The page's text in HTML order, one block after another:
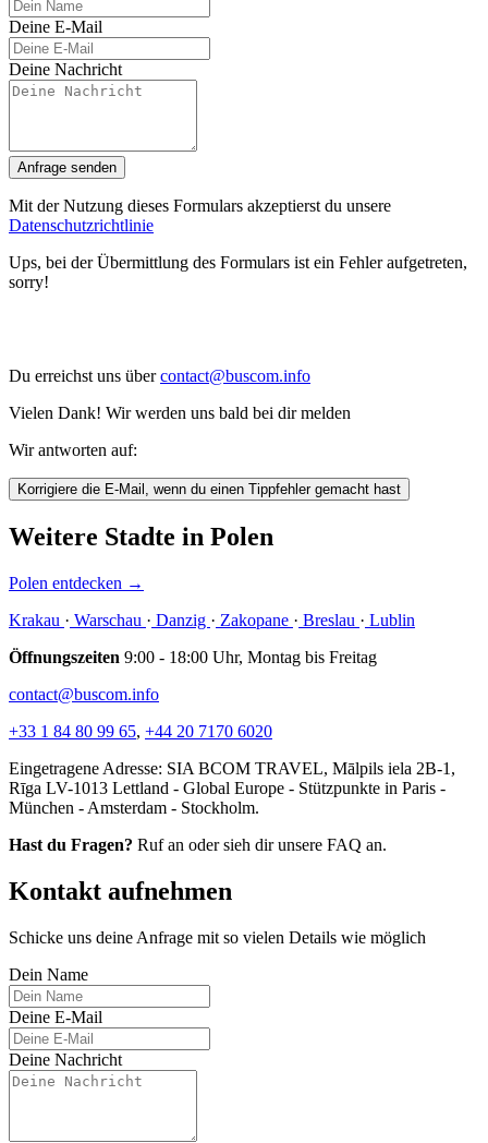
Deine E-Mail
Deine Nachricht
Anfrage senden
Mit der Nutzung dieses Formulars akzeptierst du unsere
Datenschutzrichtlinie
Ups, bei der Übermittlung des Formulars ist ein Fehler aufgetreten,
sorry!
Du erreichst uns übercontact@buscom.info
Vielen Dank! Wir werden uns bald bei dir melden
Wir antworten auf:
Korrigiere die E-Mail, wenn du einen Tippfehler gemacht hast
Weitere Stadte in Polen
Polen entdecken →
Krakau · Warschau · Danzig · Zakopane · Breslau · Lublin
Öffnungszeiten 9:00 - 18:00 Uhr, Montag bis Freitag
contact@buscom.info
+33 1 84 80 99 65, +44 20 7170 6020
Eingetragene Adresse: SIA BCOM TRAVEL, Mālpils iela 2B-1,
Rīga LV-1013 Lettland - Global Europe - Stützpunkte in Paris -
München - Amsterdam - Stockholm.
Hast du Fragen? Ruf an oder sieh dir unsere FAQ an.
Kontakt aufnehmen
Schicke uns deine Anfrage mit so vielen Details wie möglich
Dein Name
Deine E-Mail
Deine Nachricht